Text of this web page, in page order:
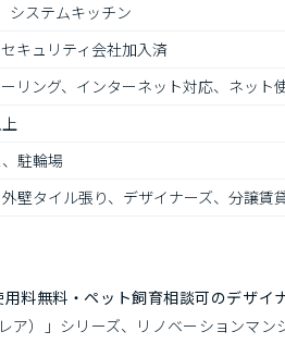
システムキッチン
キュリティ会社加入済
リング、インターネット対応、ネッ
駐輪場
壁タイル張り、デザイナーズ、分譲賃
料無料・ペット飼育相談可のデザイ
ア）」シリーズ、リノベーションマ